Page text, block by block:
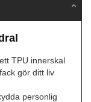
TPU innerskal
gör ditt liv
personlig